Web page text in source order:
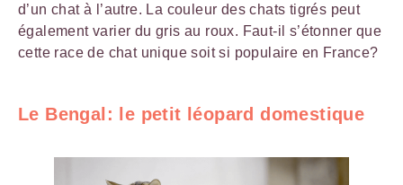
d’un chat à l’autre. La couleur des chats tigrés peut
également varier du gris au roux. Faut-il s’étonner que
cette race de chat unique soit si populaire en France?
Le Bengal: le petit léopard domestique